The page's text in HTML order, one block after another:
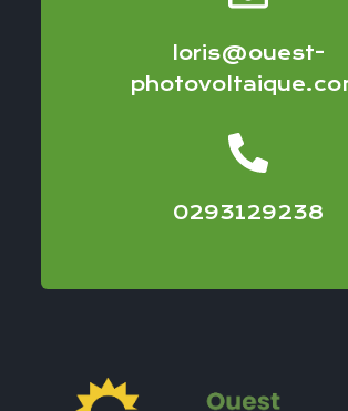
loris@ouest-
0293129238